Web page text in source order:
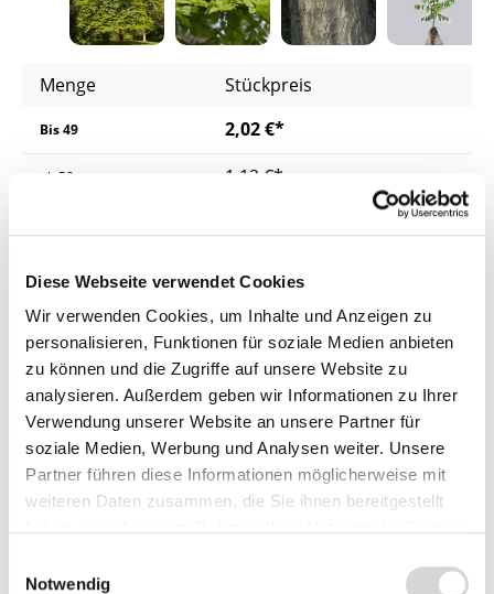
Diese Webseite verwendet Cookies
Wir verwenden Cookies, um Inhalte und Anzeigen zu
personalisieren, Funktionen für soziale Medien anbieten
zu können und die Zugriffe auf unsere Website zu
analysieren. Außerdem geben wir Informationen zu Ihrer
Verwendung unserer Website an unsere Partner für
soziale Medien, Werbung und Analysen weiter. Unsere
Partner führen diese Informationen möglicherweise mit
weiteren Daten zusammen, die Sie ihnen bereitgestellt
Notwendig
Menge Stückpreis
Bis49 2,02 €*
ab 50 1,12 €*
ab 400 0,99 €*
Preise inkl. MwSt.zzgl. Versandkosten
Lieferzeit: 4 - 8 Werktage
Herkunft
Produkt Anzahl: Gib den gewünschten